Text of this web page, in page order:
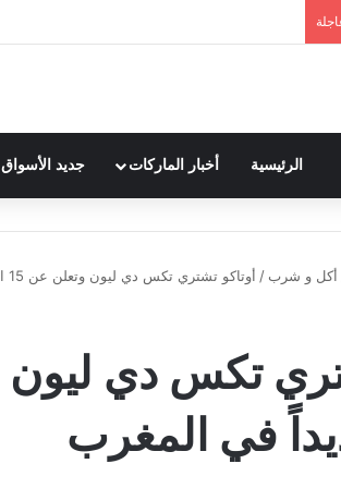
الرئيسية أخبار الماركات جديد الأسواق
أكل و شرب / أوتاكو تشتري تكس دي ليون وتعلن عن 15 افتتاحاً جديداً في المغرب
في المغرب